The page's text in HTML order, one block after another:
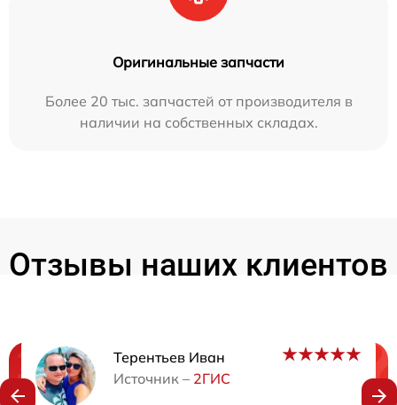
Оригинальные запчасти
Более 20 тыс. запчастей от производителя в
наличии на собственных складах.
Отзывы наших клиентов
Терентьев Иван
Источник – 2ГИС
Нужна консультация?